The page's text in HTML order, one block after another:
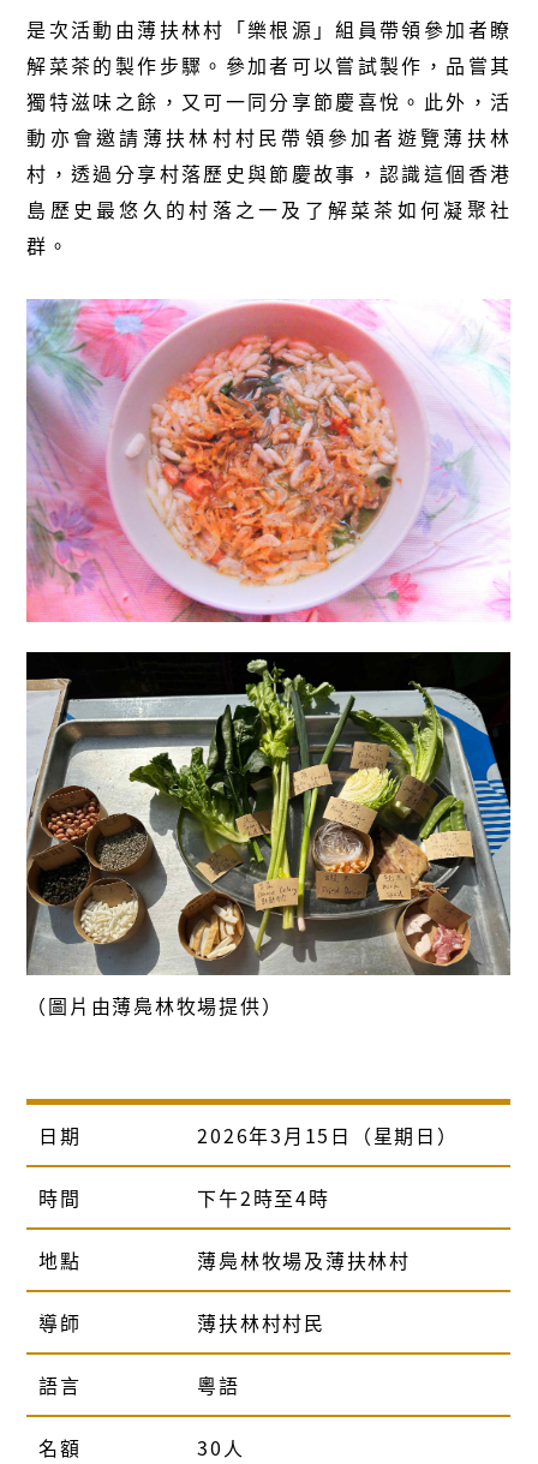
是次活動由薄扶林村「樂根源」組員帶領參加者瞭
解菜茶的製作步驟。參加者可以嘗試製作，品嘗其
獨特滋味之餘，又可一同分享節慶喜悅。此外，活
動亦會邀請薄扶林村村民帶領參加者遊覽薄扶林
村，透過分享村落歷史與節慶故事，認識這個香港
島歷史最悠久的村落之一及了解菜茶如何凝聚社
群。
（圖片由薄鳧林牧場提供）
日期 2026年3月15日（星期日）
時間 下午2時至4時
地點 薄鳧林牧場及薄扶林村
導師 薄扶林村村民
語言 粵語
名額 30人